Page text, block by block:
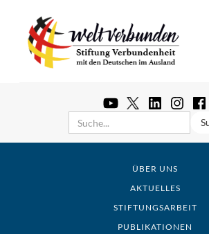
ÜBER UNS
AKTUELLES
STIFTUNGSARBEIT
PUBLIKATIONEN